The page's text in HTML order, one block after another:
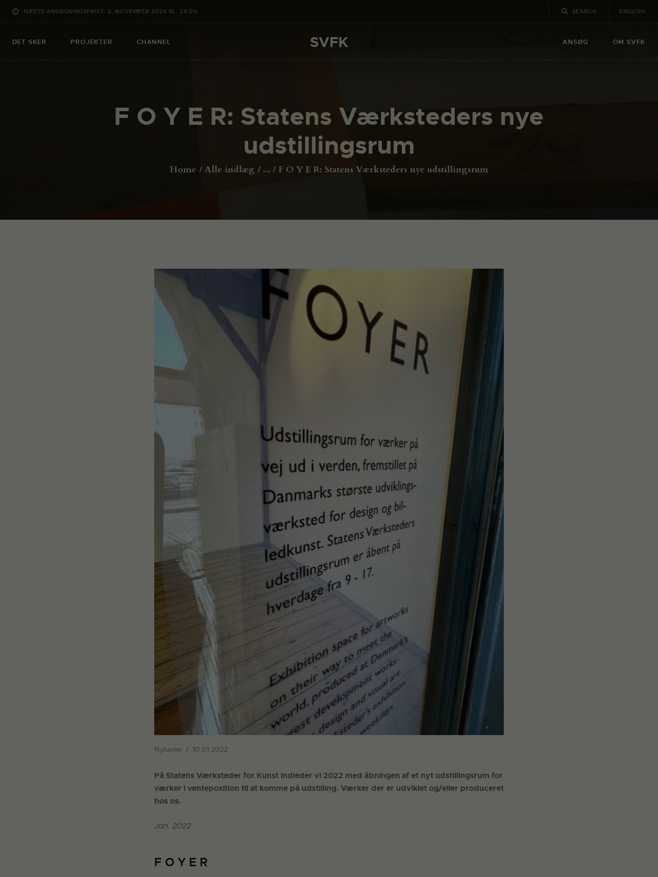
NÆSTE ANSØGNINGSFRIST: 2. NOVEMBER 2026 KL. 24:00 ENGLISH
DET SKER PROJEKTER CHANNEL SVFK ANSØG OM SVFK
F O Y E R: Statens Værksteders nye
udstillingsrum
Home Alle indlæg ... F O Y E R: Statens Værksteders nye udstillingsrum
SVFK
PROJEKTER
OM SVFK
ENGLISH
Nyheder 10.01.2022
På Statens Værksteder for Kunst indleder vi 2022 med åbningen af et nyt udstillingsrum for
værker i venteposition til at komme på udstilling. Værker der er udviklet og/eller produceret
hos os.
Jan. 2022
F O Y E R